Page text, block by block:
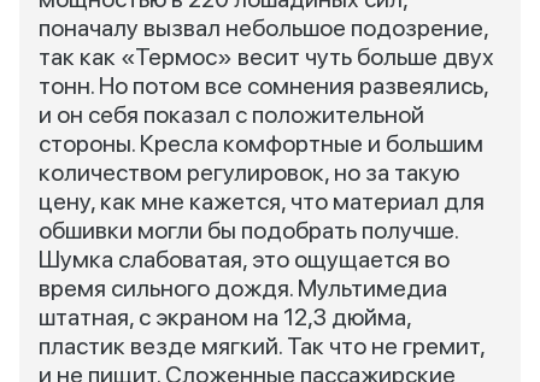
поначалу вызвал небольшое подозрение,
так как «Термос» весит чуть больше двух
тонн. Но потом все сомнения развеялись,
и он себя показал с положительной
стороны. Кресла комфортные и большим
количеством регулировок, но за такую
цену, как мне кажется, что материал для
обшивки могли бы подобрать получше.
Шумка слабоватая, это ощущается во
время сильного дождя. Мультимедиа
штатная, с экраном на 12,3 дюйма,
пластик везде мягкий. Так что не гремит,
и не пищит. Сложенные пассажирские